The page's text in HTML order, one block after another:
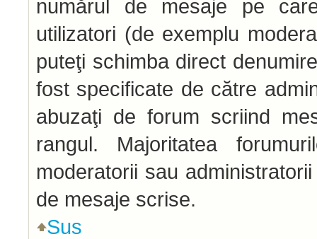
numărul de mesaje pe
utilizatori (de exemplu
puteţi schimba direct
fost specificate de către
abuzaţi de forum scriind
rangul. Majoritatea
moderatorii sau
de mesaje scrise.
Sus